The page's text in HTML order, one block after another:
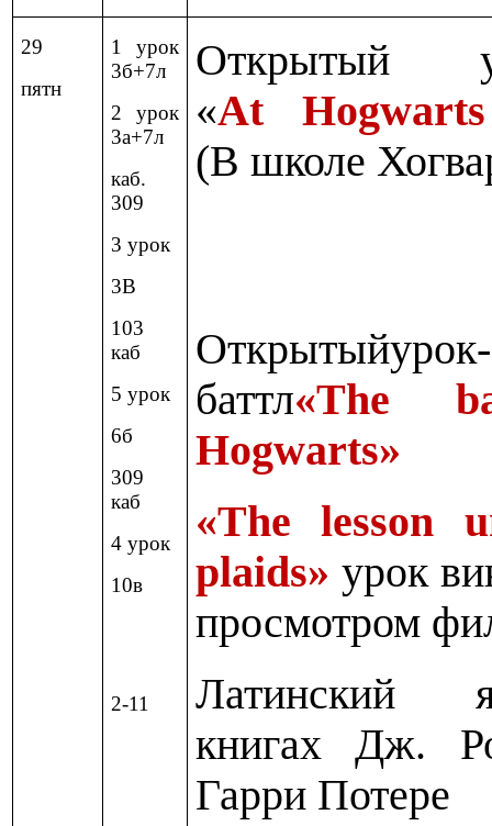
29
пятн
1 урок
3б+7л
2 урок
3а+7л
каб.
309
3 урок
3В
103
каб
5 урок
6б
309
каб
4 урок
10в
2-11
Открытый
«At
(В школе
Открытыйурок-
баттл«The
Hogwarts»
«The lesson
plaids» урок
просмотром
Латинский
книгах Дж.
Гарри Потере